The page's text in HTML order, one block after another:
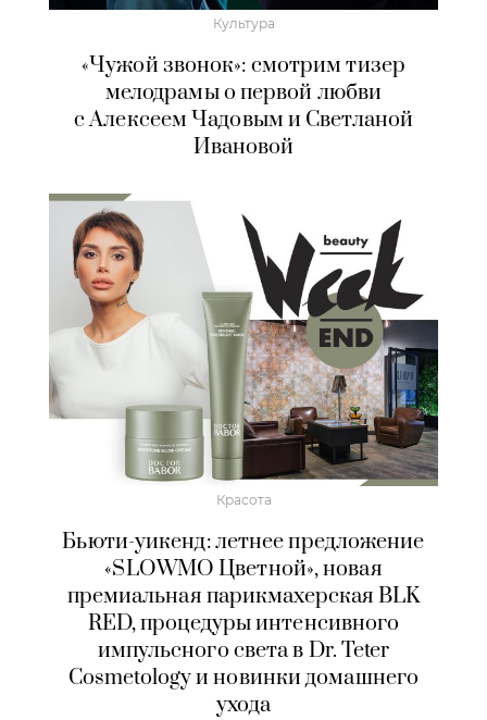
Культура
«Чужой звонок»: смотрим тизер
мелодрамы о первой любви
с Алексеем Чадовым и Светланой
Ивановой
Красота
Бьюти-уикенд: летнее предложение
«SLOWMO Цветной», новая
премиальная парикмахерская BLK
RED, процедуры интенсивного
импульсного света в Dr. Teter
Cosmetology и новинки домашнего
ухода